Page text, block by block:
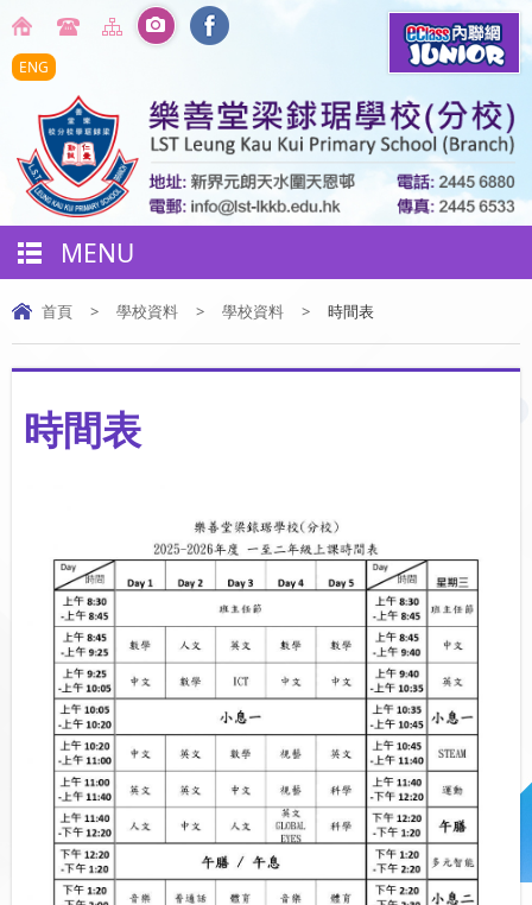
ENG
MENU
首頁 > 學校資料 > 學校資料 > 時間表
時間表